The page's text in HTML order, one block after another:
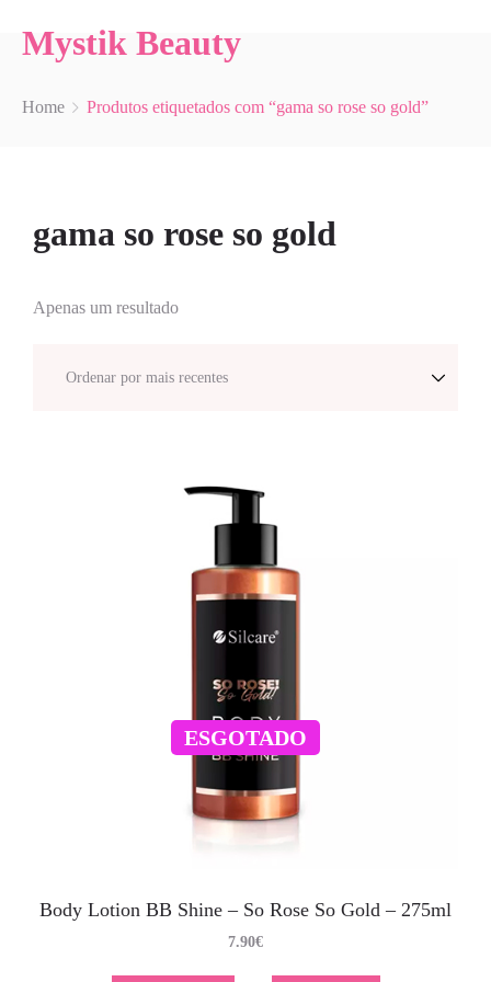
Mystik Beauty
Home Produtos etiquetados com “gama so rose so gold”
gama so rose so gold
Apenas um resultado
ESGOTADO
Body Lotion BB Shine – So Rose So Gold – 275ml
7.90€